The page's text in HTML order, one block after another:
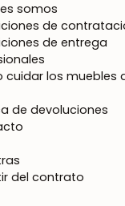
somos
de
de entrega
cuidar los muebles
de devoluciones
del contrato